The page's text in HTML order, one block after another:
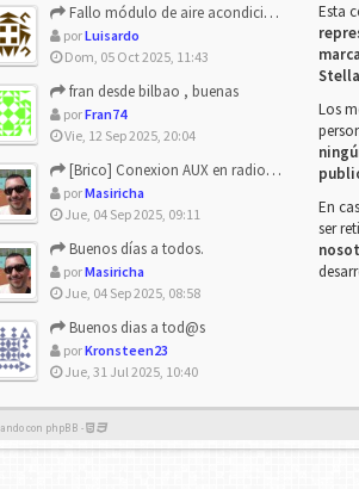
Fallo módulo de aire acondicionado
porLuisardo
Dom, 05 Oct 2025, 11:43
fran desde bilbao , buenas
porFran74
Vie, 12 Sep 2025, 20:04
[Brico] Conexion AUX en radio de origen
porMasiricha
Jue, 04 Sep 2025, 09:11
Buenos días a todos.
porMasiricha
Jue, 04 Sep 2025, 08:58
Buenos dias a tod@s
porKronsteen23
Jue, 31 Jul 2025, 10:40
Esta
Los
En
ser
con phpBB -